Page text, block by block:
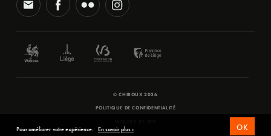
© CHIROUX 2026
POLITIQUE DE CONFIDENTIALITÉ
Pour améliorer votre expérience. En savoir plus › OK